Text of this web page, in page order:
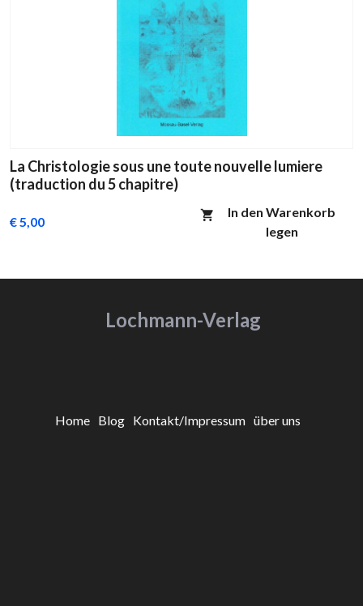
La Christologie sous une toute nouvelle lumiere
(traduction du 5 chapitre)
€ 5,00
In den Warenkorb
legen
Lochmann-Verlag
Home Blog Kontakt/Impressum über uns